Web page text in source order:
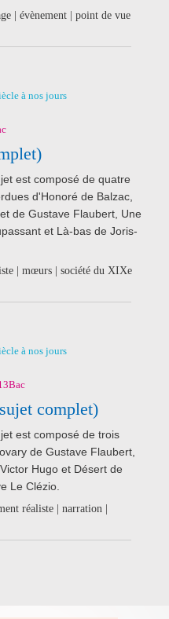
| évènement | point de vue
à nos jours
est composé de quatre
d'Honoré de Balzac,
de Gustave Flaubert, Une
et Là-bas de Joris-
| mœurs | société du XIXe
à nos jours
Bac
complet)
est composé de trois
de Gustave Flaubert,
Hugo et Désert de
Le Clézio.
réaliste | narration |